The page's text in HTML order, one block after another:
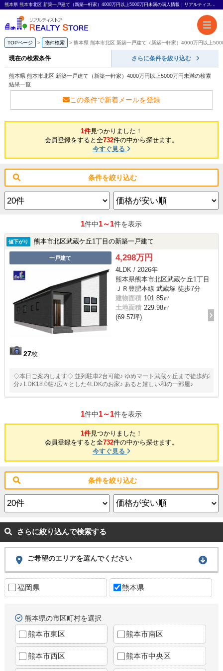
熊本県 熊本市北区 新築一戸建て（新築一軒家）4000万円以上5000万円未満の購入情報｜リアルティストア
TOPページ 物件検索 熊本県 熊本市北区 新築一戸建て（新築一軒家）4000万円以上
現在の検索条件 さらに条件を絞り込む
熊本県 熊本市北区 新築一戸建て（新築一軒家）4000万円以上5000万円未満の検索
結果一覧
この条件で新着メールを登録
1件見つかりました！
会員登録をすると全732件の中から探せます。
今すぐ見る
条件を絞り込む
1件中1～1件を表示
値下がり 熊本市北区武蔵ケ丘1丁目の新築一戸建て
一戸建て
27枚
4,298万円
4LDK / 2026年
熊本県熊本市北区武蔵ケ丘1丁目
ＪＲ豊肥本線 武蔵塚 徒歩7分
建物面積 101.85㎡
土地面積 229.98㎡
(69.57坪)
◇本日ご案内します◇ 並列駐車2台可能♪ ゆめマート武蔵ヶ丘まで徒歩約2
分♪ LDK18.0帖♪広々とした4LDKのお家♪ あると嬉しい和の一部屋♪
1件中1～1件を表示
1件見つかりました！
会員登録をすると全732件の中から探せます。
今すぐ見る
条件を絞り込む
さらに絞り込んで検索する
ご希望のエリアを選んでください
福岡県 熊本県
熊本県の市区町村を選択
熊本市東区 熊本市南区
熊本市西区 熊本市中央区